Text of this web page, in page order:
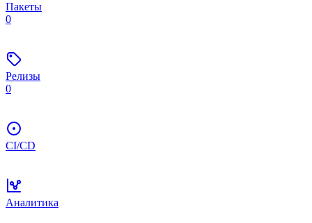
Пакеты
0
Релизы
0
CI/CD
Аналитика